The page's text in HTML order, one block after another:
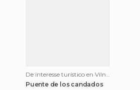
De interesse turístico en Vilnius
Puente de los candados